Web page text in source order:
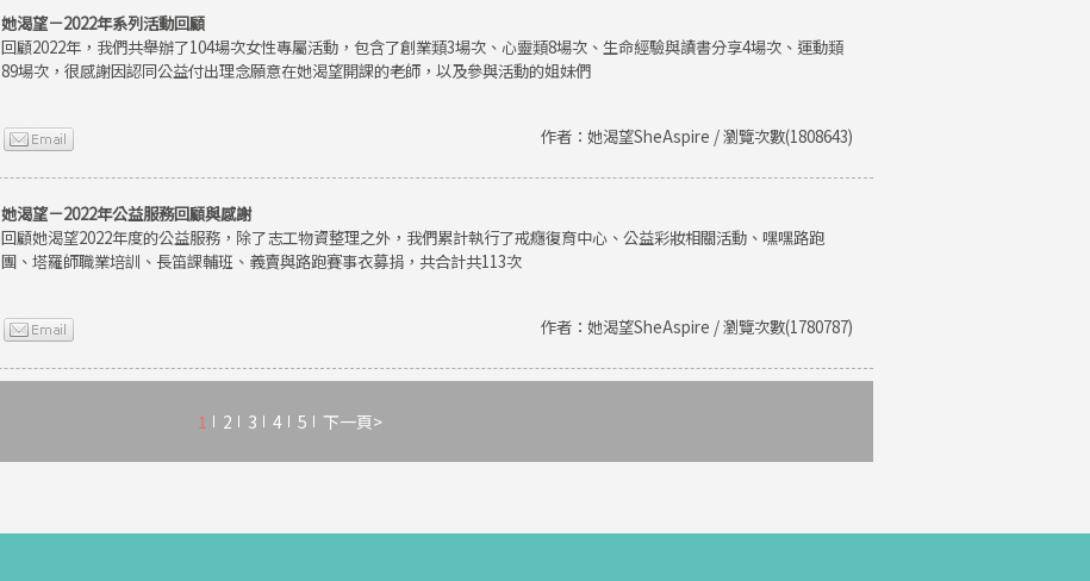
她渴望－2022年系列活動回顧
回顧2022年，我們共舉辦了104場次女性專屬活動，包含了創業類3場次、心靈類8場次、生命經驗與讀書分享4場次、運動類
89場次，很感謝因認同公益付出理念願意在她渴望開課的老師，以及參與活動的姐妹們
作者：她渴望SheAspire / 瀏覽次數(1808643)
她渴望－2022年公益服務回顧與感謝
回顧她渴望2022年度的公益服務，除了志工物資整理之外，我們累計執行了戒癮復育中心、公益彩妝相關活動、嘿嘿路跑
團、塔羅師職業培訓、長笛課輔班、義賣與路跑賽事衣募捐，共合計共113次
作者：她渴望SheAspire / 瀏覽次數(1780787)
1 2 3 4 5 下一頁>